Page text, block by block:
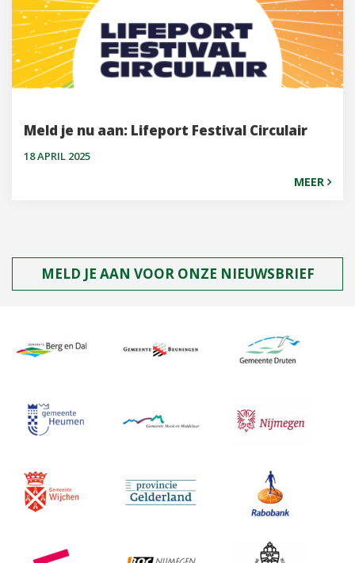
Meld je nu aan: Lifeport Festival Circulair
18 APRIL 2025
MEER
MELD JE AAN VOOR ONZE NIEUWSBRIEF